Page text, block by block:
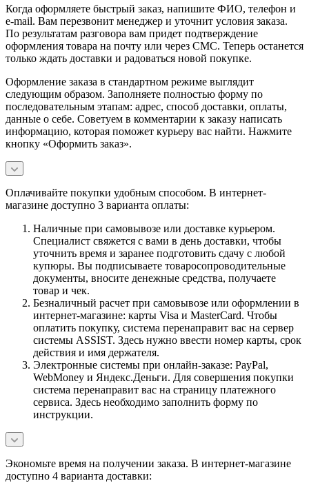
Когда оформляете быстрый заказ, напишите ФИО, телефон и
e-mail. Вам перезвонит менеджер и уточнит условия заказа.
По результатам разговора вам придет подтверждение
оформления товара на почту или через СМС. Теперь останется
только ждать доставки и радоваться новой покупке.
Оформление заказа в стандартном режиме выглядит
следующим образом. Заполняете полностью форму по
последовательным этапам: адрес, способ доставки, оплаты,
данные о себе. Советуем в комментарии к заказу написать
информацию, которая поможет курьеру вас найти. Нажмите
кнопку «Оформить заказ».
Оплачивайте покупки удобным способом. В интернет-
магазине доступно 3 варианта оплаты:
Наличные при самовывозе или доставке курьером.
Специалист свяжется с вами в день доставки, чтобы
уточнить время и заранее подготовить сдачу с любой
купюры. Вы подписываете товаросопроводительные
документы, вносите денежные средства, получаете
товар и чек.
Безналичный расчет при самовывозе или оформлении в
интернет-магазине: карты Visa и MasterCard. Чтобы
оплатить покупку, система перенаправит вас на сервер
системы ASSIST. Здесь нужно ввести номер карты, срок
действия и имя держателя.
Электронные системы при онлайн-заказе: PayPal,
WebMoney и Яндекс.Деньги. Для совершения покупки
система перенаправит вас на страницу платежного
сервиса. Здесь необходимо заполнить форму по
инструкции.
Экономьте время на получении заказа. В интернет-магазине
доступно 4 варианта доставки: